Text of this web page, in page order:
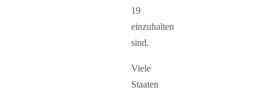
19
einzuhalten
sind.
Viele
Staaten